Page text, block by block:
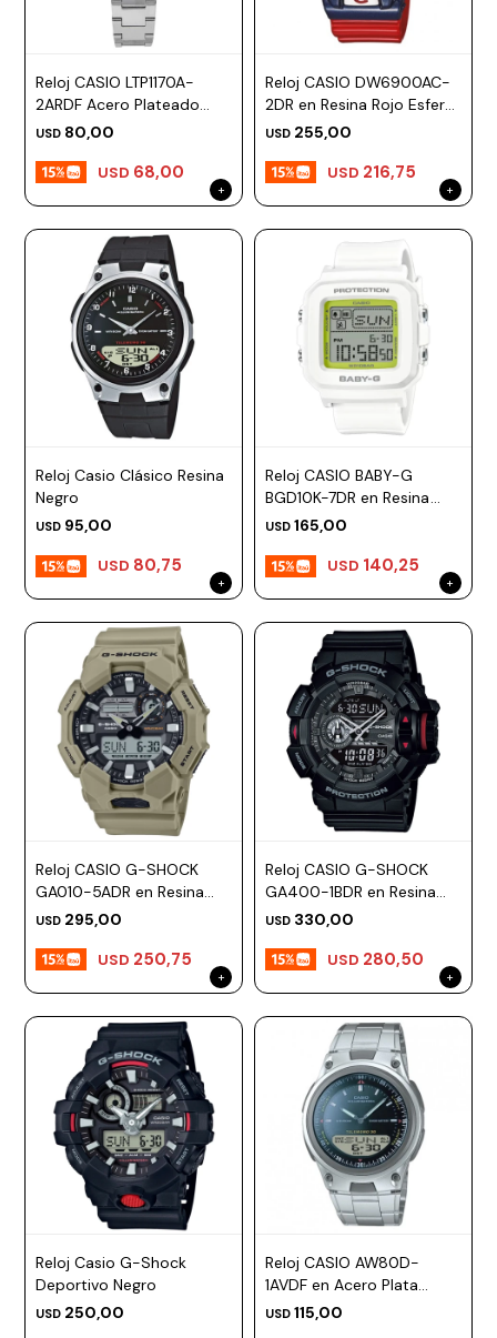
Reloj CASIO LTP1170A-
2ARDF Acero Plateado
Esfera 30mm
USD 80,00
USD 68,00
Reloj CASIO DW6900AC-
2DR en Resina Rojo Esfera
44mm
USD 255,00
USD 216,75
Reloj Casio Clásico Resina
Negro
USD 95,00
USD 80,75
Reloj CASIO BABY-G
BGD10K-7DR en Resina
Blanco Esfera 43mm
USD 165,00
USD 140,25
Reloj CASIO G-SHOCK
GA010-5ADR en Resina
Marron Esfera 52mm
USD 295,00
USD 250,75
Reloj CASIO G-SHOCK
GA400-1BDR en Resina
Negro Esfera 49mm
USD 330,00
USD 280,50
Reloj Casio G-Shock
Deportivo Negro
USD 250,00
Reloj CASIO AW80D-
1AVDF en Acero Plata
Esfera 34mm
USD 115,00
Casio
Fossil
Skagen
Rosefield
Exchange
Emporio
Karvik
Prune
Mistral
Camelbak
Repuestos
Bolígrafo
Rollerball
Lápiz
mecánico
Metal
Accesorios
MOCHILAS
ACCESORIOS
accesorios
OUTLET
WATCHME
EmpresaCompraBlog